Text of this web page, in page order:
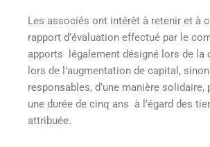
Les associés ont intérêt à retenir et à
rapport d’évaluation effectué par le
apports légalement désigné lors de la
lors de l’augmentation de capital,
responsables, d’une manière solidaire,
une durée de cinq ans à l’égard des
attribuée.